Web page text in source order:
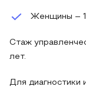
Женщины –
Стаж
лет.
Для диагностики